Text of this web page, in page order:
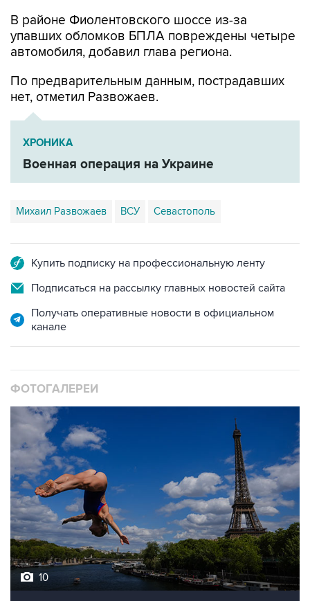
В районе Фиолентовского шоссе из-за
упавших обломков БПЛА повреждены четыре
автомобиля, добавил глава региона.
По предварительным данным, пострадавших
нет, отметил Развожаев.
ХРОНИКА
Военная операция на Украине
Михаил Развожаев ВСУ Севастополь
Купить подписку на профессиональную ленту
Подписаться на рассылку главных новостей сайта
Получать оперативные новости в официальном
канале
ФОТОГАЛЕРЕИ
10